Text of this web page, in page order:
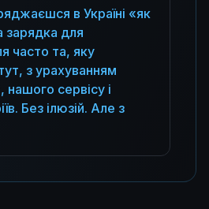
в Україні «як
зарядка для
часто та, яку
з урахуванням
сервісу і
Без ілюзій. Але з